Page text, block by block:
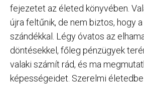
fejezetet az életed könyvében.
újra feltűnik, de nem biztos, hogy
szándékkal. Légy óvatos az
döntésekkel, főleg pénzügyek
valaki számít rád, és ma
képességeidet. Szerelmi